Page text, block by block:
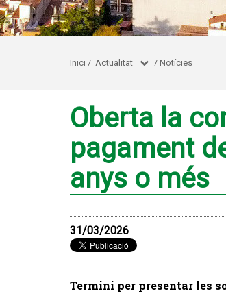
Inici / Actualitat / Notícies
Oberta la
pagament
anys o més
31/03/2026
Termini per presentar les